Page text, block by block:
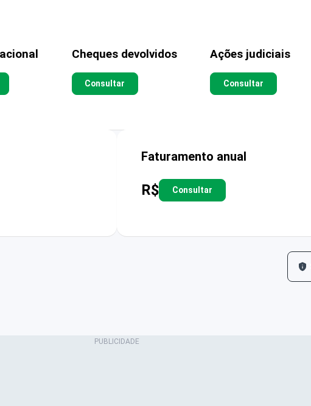
Cheques devolvidos
Consultar
Ações judiciais
Consultar
Faturamento anual
R$ Consultar